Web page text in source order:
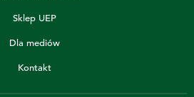
Sklep UEP
Dla mediów
Kontakt